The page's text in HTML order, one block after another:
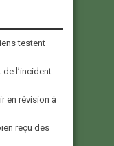
testent
de l’incident
en révision à
reçu des